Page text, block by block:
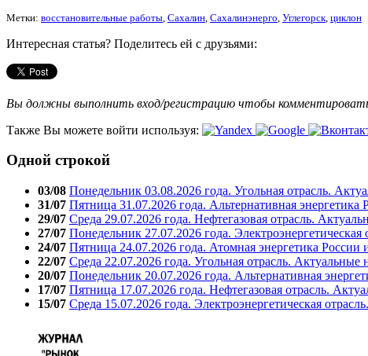
Метки: восстановительные работы Сахалин Сахалинэнерго Углегорск циклон
Интересная статья? Поделитесь ей с друзьями:
Вы должны выполнить вход/регистрацию чтобы
Также Вы можете войти используя:
Одной строкой
03/08 Понедельник 03.08.2026 года. Угольная отрасль.
31/07 Пятница 31.07.2026 года. Альтернативная
29/07 Среда 29.07.2026 года. Нефтегазовая отрасль.
27/07 Понедельник 27.07.2026 года. Электроэнергетическая
24/07 Пятница 24.07.2026 года. Атомная энергетика России
22/07 Среда 22.07.2026 года. Угольная отрасль. Актуальные
20/07 Понедельник 20.07.2026 года. Альтернативная
17/07 Пятница 17.07.2026 года. Нефтегазовая отрасль.
15/07 Среда 15.07.2026 года. Электроэнергетическая